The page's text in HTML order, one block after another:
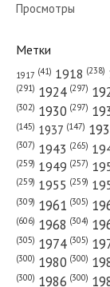
Просмотры
Метки
1917 (41) 1918 (238)
(291) 1924 (297)
(302) 1930 (297)
(145) 1937 (147)
(307) 1943 (265)
(259) 1949 (257)
(259) 1955 (259)
(309) 1961 (305)
(606) 1968 (304)
(305) 1974 (305)
(300) 1980 (300)
(300) 1986 (300)